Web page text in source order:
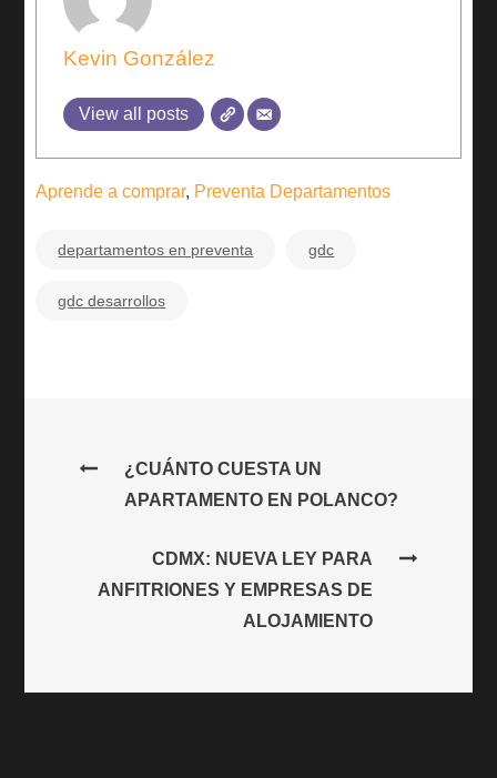
Kevin González
View all posts
Aprende a comprar, Preventa Departamentos
departamentos en preventa gdc
gdc desarrollos
Navegación
entradas
¿CUÁNTO CUESTA UN
APARTAMENTO EN POLANCO?
CDMX: NUEVA LEY PARA
ANFITRIONES Y EMPRESAS DE
ALOJAMIENTO